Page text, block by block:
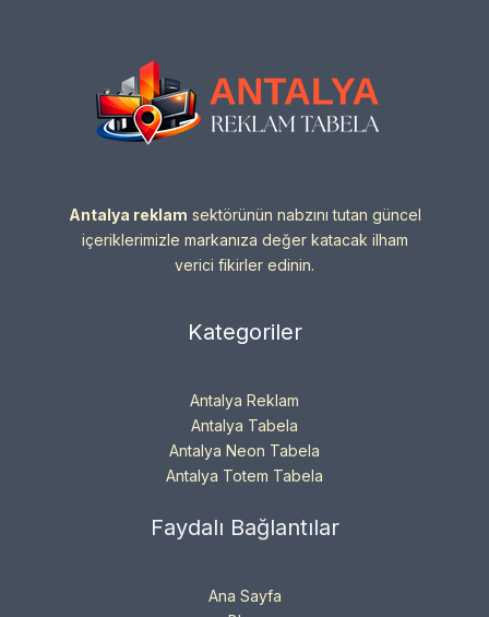
Antalya reklam sektörünün nabzını tutan güncel
içeriklerimizle markanıza değer katacak ilham
verici fikirler edinin.
Kategoriler
Antalya Reklam
Antalya Tabela
Antalya Neon Tabela
Antalya Totem Tabela
Faydalı Bağlantılar
Ana Sayfa